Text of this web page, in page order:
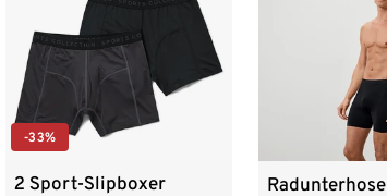
-33%
2 Sport-Slipboxer Radunterhose